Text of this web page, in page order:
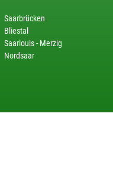
Saarbrücken
Bliestal
Saarlouis - Merzig
Nordsaar